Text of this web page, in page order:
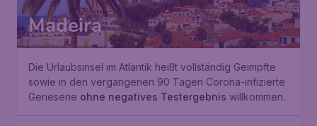
Madeira
Die Urlaubsinsel im Atlantik heißt vollständig Geimpfte
sowie in den vergangenen 90 Tagen Corona-infizierte
Genesene ohne negatives Testergebnis willkommen.